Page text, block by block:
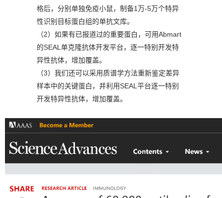
格后，分别单独免疫小鼠，制备1万-5万个特异
性识别目标蛋白组的单抗文库。
（2）如果有已报道过的重要蛋白，可用Abmart
的SEAL单克隆抗体开发平台，逐一特别开发特
异性抗体，增加覆盖。
（3）我们还可以采用质谱学方法重新鉴定差异
样本中的关键蛋白，并利用SEAL平台逐一特别
开发特异性抗体，增加覆盖。